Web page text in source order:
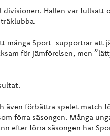
Hallen var fullsatt
många Sport-supportrar att
för jämförelsen, men
förbättra spelet match
förra säsongen. Många
efter förra säsongen har